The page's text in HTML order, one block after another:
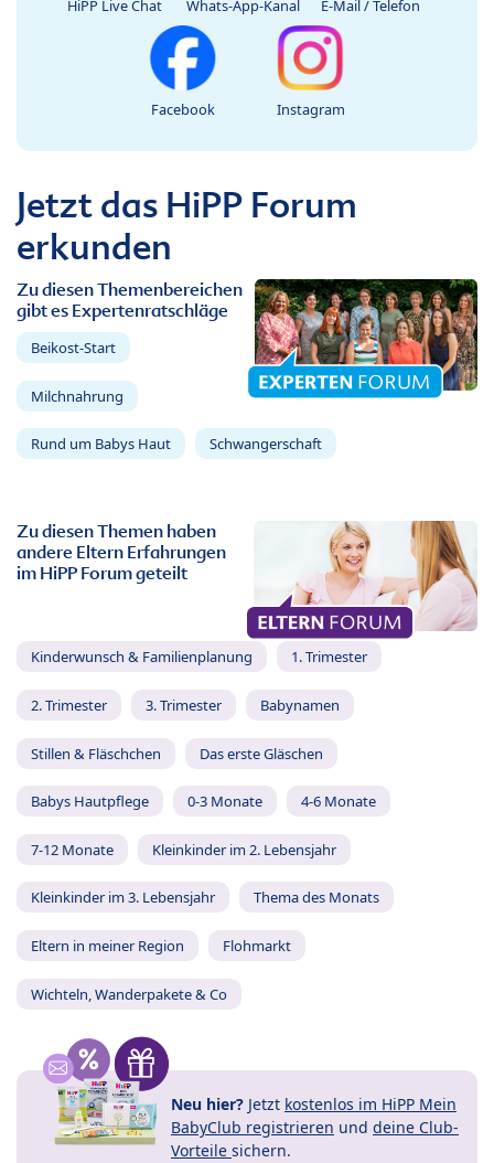
HiPP Live Chat Whats-App-Kanal E-Mail / Telefon
Facebook Instagram
Jetzt das HiPP Forum
erkunden
Zu diesen Themenbereichen
gibt es Expertenratschläge
Beikost-Start
Milchnahrung
Rund um Babys Haut Schwangerschaft
Zu diesen Themen haben
andere Eltern Erfahrungen
im HiPP Forum geteilt
Kinderwunsch & Familienplanung 1. Trimester
2. Trimester 3. Trimester Babynamen
Stillen & Fläschchen Das erste Gläschen
Babys Hautpflege 0-3 Monate 4-6 Monate
7-12 Monate Kleinkinder im 2. Lebensjahr
Kleinkinder im 3. Lebensjahr Thema des Monats
Eltern in meiner Region Flohmarkt
Wichteln, Wanderpakete & Co
Neu hier? Jetzt kostenlos im HiPP Mein
BabyClub registrieren und deine Club-
Vorteile sichern.